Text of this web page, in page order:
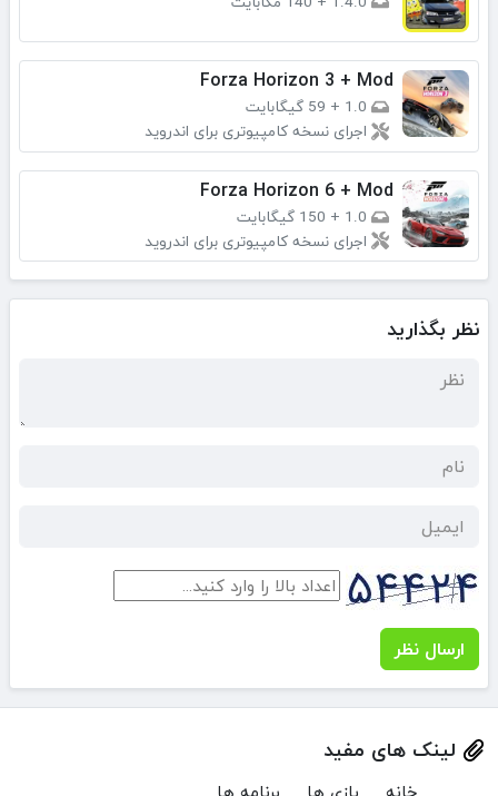
Forza Horizon 3 + Mod
1.0
+ 59 گیگابایت
اجرای نسخه کامپیوتری برای اندروید
Forza Horizon 6 + Mod
1.0
+ 150 گیگابایت
اجرای نسخه کامپیوتری برای اندروید
نظر بگذارید
ارسال نظر
لینک های مفید